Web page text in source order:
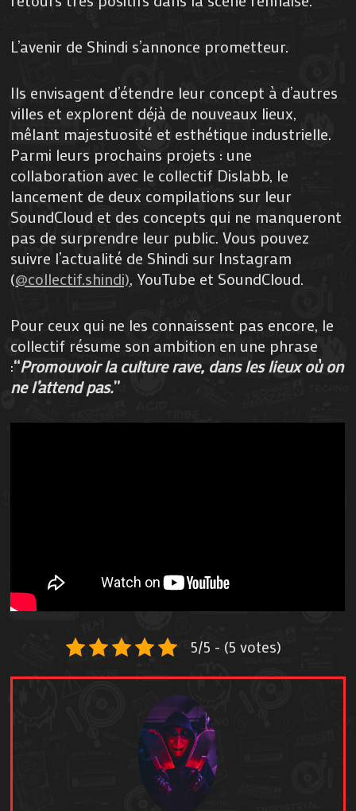
L’avenir de Shindi s’annonce prometteur.
Ils envisagent d’étendre leur concept à d’autres
villes et explorent déjà de nouveaux lieux,
mêlant majestuosité et esthétique industrielle.
Parmi leurs prochains projets : une
collaboration avec le collectif Dislabb, le
lancement de deux compilations sur leur
SoundCloud et des concepts qui ne manqueront
pas de surprendre leur public. Vous pouvez
suivre l’actualité de Shindi sur Instagram
(@collectif.shindi), YouTube et SoundCloud.
Pour ceux qui ne les connaissent pas encore, le
collectif résume son ambition en une phrase
:“Promouvoir la culture rave, dans les lieux où on
ne l’attend pas.”
5/5 - (5 votes)